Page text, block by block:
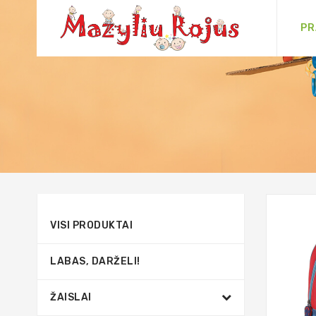
VISI PRODUKTAI
LABAS, DARŽELI!
ŽAISLAI